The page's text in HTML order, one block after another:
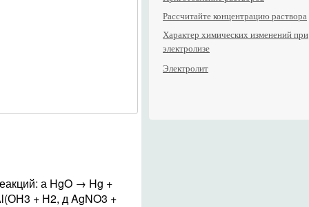
а HgO → Hg +
+ Н2, д AgNO3 +
Рассчитайте концентрацию раствора
Характер химических изменений при
электролизе
Электролит